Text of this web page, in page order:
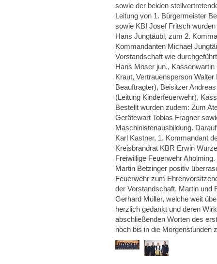
sowie der beiden
Leitung von 1. Bürgermeister
sowie KBI Josef Fritsch
Hans Jungtäubl, zum 2.
Kommandanten Michael
Vorstandschaft wie
Hans Moser jun.,
Kraut, Vertrauensperson
Beauftragter), Beisitzer
(Leitung Kinderfeuerwehr),
Bestellt wurden zudem: Zum
Gerätewart Tobias Fragner
Maschinistenausbildung.
Karl Kastner, 1. Kommandant
Kreisbrandrat KBR Erwin
Freiwillige Feuerwehr
Martin Betzinger positiv
Feuerwehr zum
der Vorstandschaft, Martin und
Gerhard Müller, welche weit
herzlich gedankt und deren
abschließenden Worten des
noch bis in die Morgenstunden